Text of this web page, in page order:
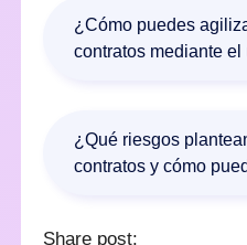
de contratos bien
cierran más acuerdos y
las ventas y los
claridad los detalles
protegen tu negocio.
¿Cómo puedes
contratos mediante
a las empresas durante
facilitan la generación de
y replicables.
¿Qué riesgos
contratos y cómo
Share post: